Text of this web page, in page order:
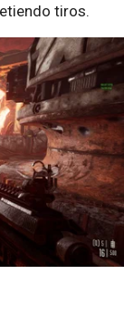
tiros.